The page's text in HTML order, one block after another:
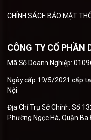
CHÍNH SÁCH BẢO MẬT
CÔNG TY CỔ PHẦN
Mã Số Doanh Nghiệp:
Ngày cấp 19/5/2021 cấp
Nội
Địa Chỉ Trụ Sở Chính: Số
Phường Ngọc Hà, Quận Ba